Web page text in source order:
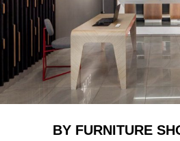
BY FURNITURE